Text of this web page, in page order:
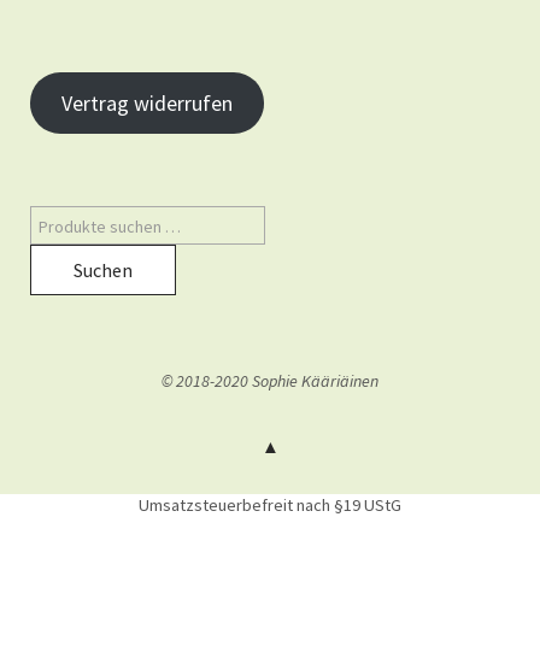
Vertrag widerrufen
Suchen
© 2018-2020 Sophie Kääriäinen
Umsatzsteuerbefreit nach §19 UStG